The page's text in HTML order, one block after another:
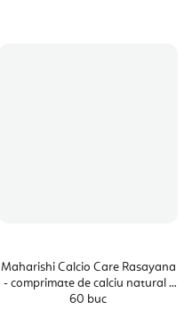
Maharishi Calcio Care Rasayana
- comprimate de calciu natural -
60 buc